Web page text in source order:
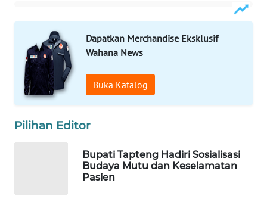
Dapatkan Merchandise Eksklusif
Wahana News
Buka Katalog
Pilihan Editor
Bupati Tapteng Hadiri Sosialisasi
Budaya Mutu dan Keselamatan
Pasien
PLN
WATCH
MKLI
LPKKI